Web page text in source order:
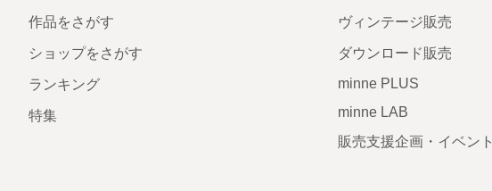
作品をさがす
ショップをさがす
ランキング
特集
ヴィンテージ販売
ダウンロード販売
minne PLUS
minne LAB
販売支援企画・イベント